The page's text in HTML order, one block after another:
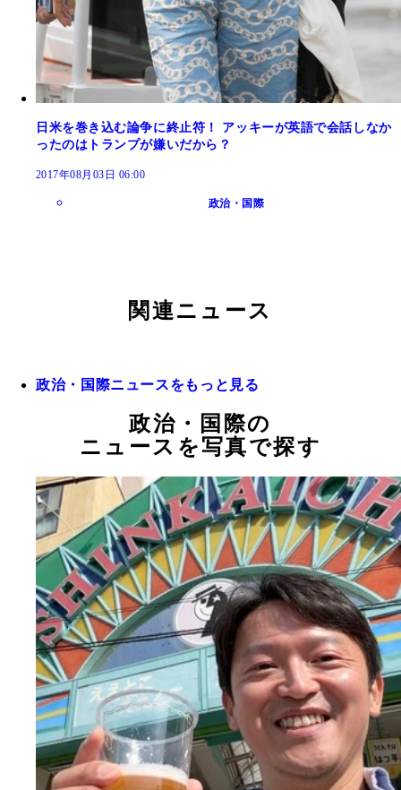
日米を巻き込む論争に終止符！ アッキーが英語で会話しなか
ったのはトランプが嫌いだから？
2017年08月03日 06:00
政治・国際
関連ニュース
政治・国際ニュースをもっと見る
政治・国際の
ニュースを写真で探す